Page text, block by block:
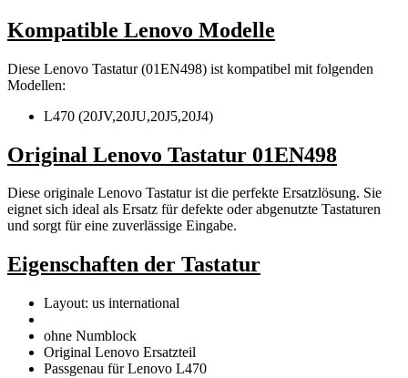
Kompatible Lenovo Modelle
Diese Lenovo Tastatur (01EN498) ist kompatibel mit folgenden
Modellen:
L470 (20JV,20JU,20J5,20J4)
Original Lenovo Tastatur 01EN498
Diese originale Lenovo Tastatur ist die perfekte Ersatzlösung. Sie
eignet sich ideal als Ersatz für defekte oder abgenutzte Tastaturen
und sorgt für eine zuverlässige Eingabe.
Eigenschaften der Tastatur
Layout: us international
ohne Numblock
Original Lenovo Ersatzteil
Passgenau für Lenovo L470